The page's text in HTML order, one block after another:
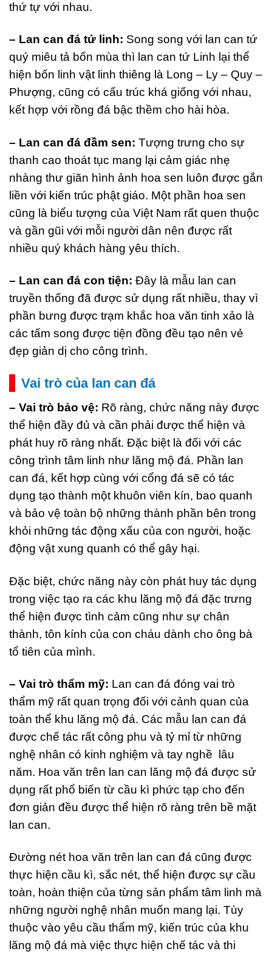
thứ tự với nhau.
– Lan can đá tứ linh: Song song với lan can tứ
quý miêu tả bốn mùa thì lan can tứ Linh lại thể
hiện bốn linh vật linh thiêng là Long – Ly – Quy –
Phượng, cũng có cấu trúc khá giống với nhau,
kết hợp với rồng đá bậc thềm cho hài hòa.
– Lan can đá đầm sen: Tượng trưng cho sự
thanh cao thoát tục mang lại cảm giác nhẹ
nhàng thư giãn hình ảnh hoa sen luôn được gắn
liền với kiến trúc phật giáo. Một phần hoa sen
cũng là biểu tượng của Việt Nam rất quen thuộc
và gần gũi với mỗi người dân nên được rất
nhiều quý khách hàng yêu thích.
– Lan can đá con tiện: Đây là mẫu lan can
truyền thống đã được sử dụng rất nhiều, thay vì
phần bưng được trạm khắc hoa văn tinh xảo là
các tấm song được tiện đồng đều tạo nên vẻ
đẹp giản dị cho công trình.
Vai trò của lan can đá
– Vai trò bảo vệ: Rõ ràng, chức năng này được
thể hiện đầy đủ và cần phải được thể hiện và
phát huy rõ ràng nhất. Đặc biệt là đối với các
công trình tâm linh như lăng mộ đá. Phần lan
can đá, kết hợp cùng với cổng đá sẽ có tác
dụng tạo thành một khuôn viên kín, bao quanh
và bảo vệ toàn bộ những thành phần bên trong
khỏi những tác động xấu của con người, hoặc
động vật xung quanh có thể gây hại.
Đặc biệt, chức năng này còn phát huy tác dụng
trong việc tạo ra các khu lăng mộ đá đặc trưng
thể hiện được tình cảm cũng như sự chân
thành, tôn kính của con cháu dành cho ông bà
tổ tiên của mình.
– Vai trò thẩm mỹ: Lan can đá đóng vai trò
thẩm mỹ rất quan trọng đối với cảnh quan của
toàn thể khu lăng mộ đá. Các mẫu lan can đá
được chế tác rất công phu và tỷ mỉ từ những
nghệ nhân có kinh nghiệm và tay nghề lâu
năm. Hoa văn trên lan can lăng mộ đá được sử
dụng rất phổ biến từ cầu kì phức tạp cho đến
đơn giản đều được thể hiện rõ ràng trên bề mặt
lan can.
Đường nét hoa văn trên lan can đá cũng được
thực hiện cầu kì, sắc nét, thể hiện được sự cầu
toàn, hoàn thiện của từng sản phẩm tâm linh mà
những người nghệ nhân muốn mang lại. Tùy
thuộc vào yêu cầu thẩm mỹ, kiến trúc của khu
lăng mộ đá mà việc thực hiện chế tác và thi